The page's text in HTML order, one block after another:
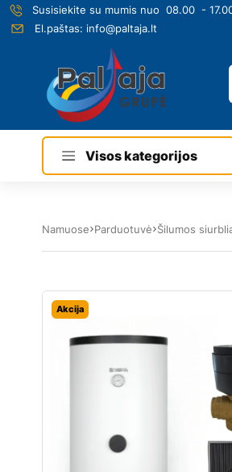
Susisiekite su mumis nuo 08.00 -
El.paštas: info@paltaja.lt
Visos kategorijos
Namuose Parduotuvė Šilumos
Akcija